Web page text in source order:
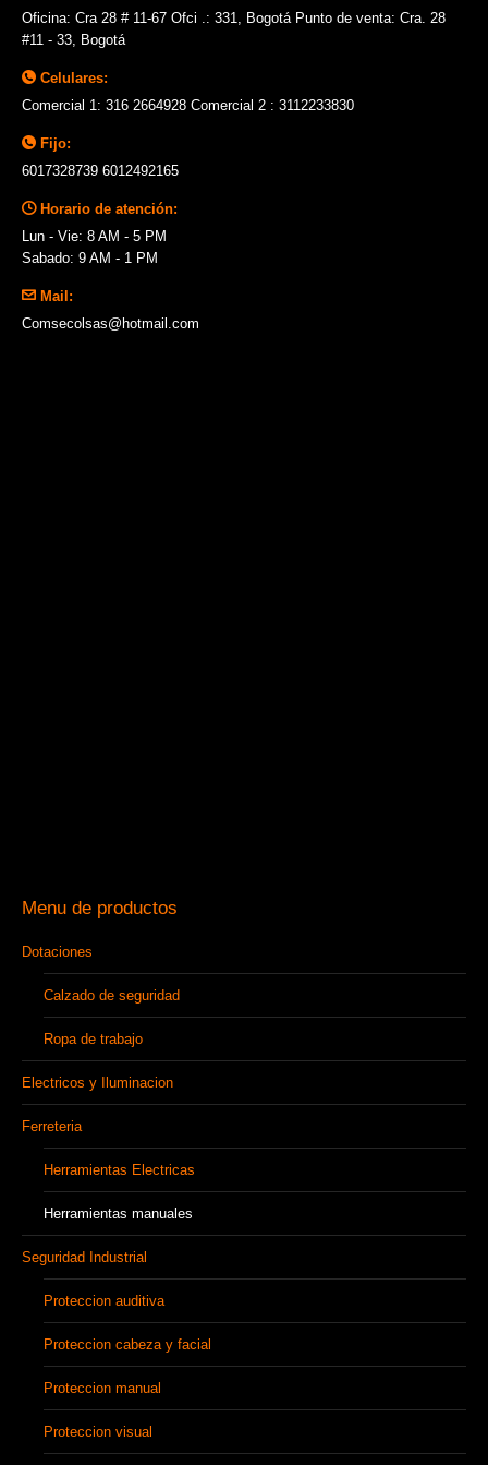
Oficina: Cra 28 # 11-67 Ofci .: 331, Bogotá Punto de venta: Cra. 28
#11 - 33, Bogotá
Celulares:
Comercial 1: 316 2664928 Comercial 2 : 3112233830
Fijo:
6017328739 6012492165
Horario de atención:
Lun - Vie: 8 AM - 5 PM
Sabado: 9 AM - 1 PM
Mail:
Comsecolsas@hotmail.com
Menu de productos
Dotaciones
Calzado de seguridad
Ropa de trabajo
Electricos y Iluminacion
Ferreteria
Herramientas Electricas
Herramientas manuales
Seguridad Industrial
Proteccion auditiva
Proteccion cabeza y facial
Proteccion manual
Proteccion visual